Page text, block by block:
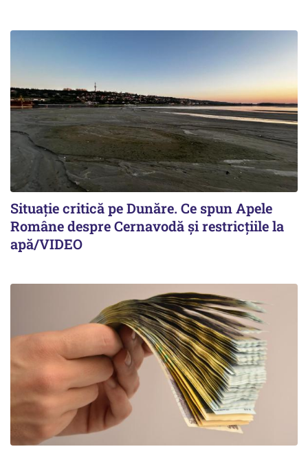
Situație critică pe Dunăre. Ce spun Apele
Române despre Cernavodă și restricțiile la
apă/VIDEO